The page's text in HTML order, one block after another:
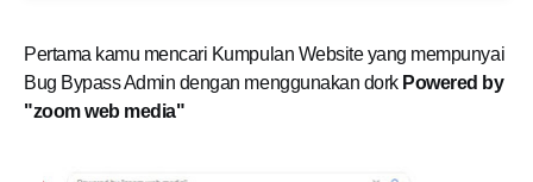
Pertama kamu mencari Kumpulan Website yang mempunyai
Bug Bypass Admin dengan menggunakan dork Powered by
"zoom web media"